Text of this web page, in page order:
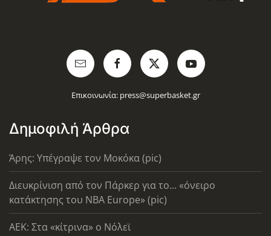
Επικοινωνία: press@superbasket.gr
Δημοφιλή Άρθρα
Άρης: Υπέγραψε τον Μοκόκα (pic)
Διευκρίνιση από τον Πάρκερ για το... «όνειρο
κατάκτησης του ΝΒΑ Europe» (pic)
AEK: Στα «κίτρινα» ο Νόλεϊ